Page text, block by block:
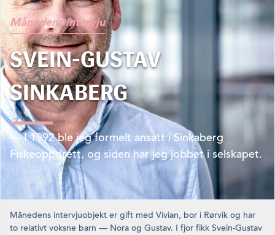
Månedens intervju
SVEIN-GUSTAV
SINKABERG
— I 1992 ble jeg formelt ansatt i Sinkaberg
Fiskeoppdrett, og siden har jeg jobbet i selskapet.
Månedens intervjuobjekt er gift med Vivian, bor i Rørvik og har
to relativt voksne barn — Nora og Gustav. I fjor fikk Svein-Gustav